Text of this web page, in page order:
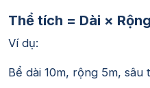
Thể tích = Dài ×
Ví dụ:
Bể dài 10m, rộng 5m, sâu